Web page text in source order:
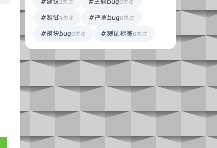
2关注 0关注
#测试4关注 #严重bug0关注
#模块bug0关注 #测试标签0关注